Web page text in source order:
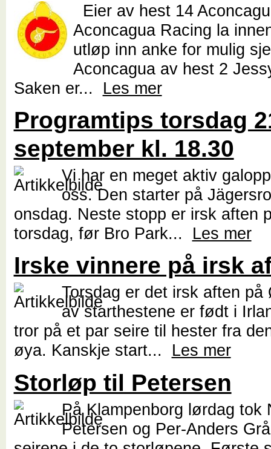
Eier av hest 14
Aconcagua Racing la
utløp inn anke for mulig
Aconcagua av hest 2
Saken er... Les mer
Programtips torsdag
september kl. 18.30
Vi har en meget aktiv
oss. Den starter på
onsdag. Neste stopp er irsk aften
torsdag, før Bro Park... Les mer
Irske vinnere på irsk
Torsdag er det irsk aften
av starthestene er født i
tror på et par seire til hester fra
øya. Kanskje start... Les mer
Storløp til Petersen
På Klampenborg lørdag tok
Petersen og Per-Anders